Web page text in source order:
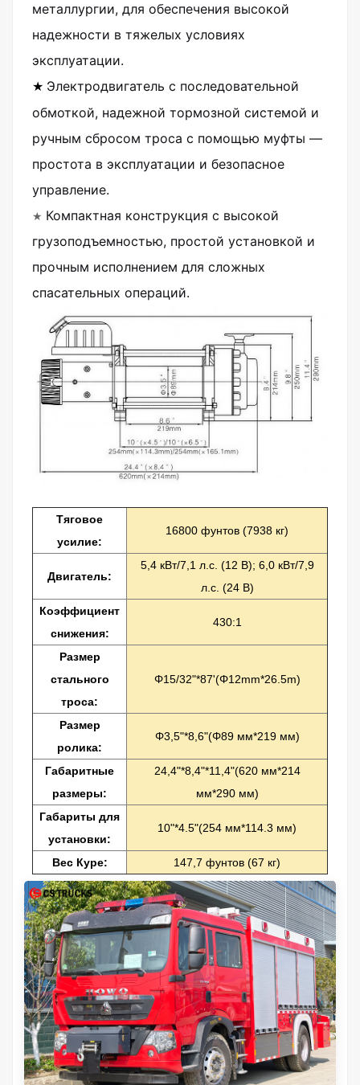
металлургии, для обеспечения высокой
надежности в тяжелых условиях
эксплуатации.
★ Электродвигатель с последовательной
обмоткой, надежной тормозной системой и
ручным сбросом троса с помощью муфты —
простота в эксплуатации и безопасное
управление.
★ Компактная конструкция с высокой
грузоподъемностью, простой установкой и
прочным исполнением для сложных
спасательных операций.
Тяговое
усилие:
16800 фунтов (7938 кг)
Двигатель:
5,4 кВт/7,1 л.с. (12 В); 6,0 кВт/7,9
л.с. (24 В)
Коэффициент
снижения:
430:1
Размер
стального
троса:
Φ15/32"*87'(Φ12mm*26.5m)
Размер
ролика:
Φ3,5"*8,6"(Φ89 мм*219 мм)
Габаритные
размеры:
24,4"*8,4"*11,4"(620 мм*214
мм*290 мм)
Габариты для
установки:
10"*4.5"(254 мм*114.3 мм)
Вес Куре: 147,7 фунтов (67 кг)